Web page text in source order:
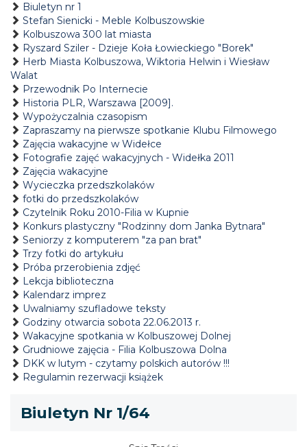
Biuletyn nr 1
Stefan Sienicki - Meble Kolbuszowskie
Kolbuszowa 300 lat miasta
Ryszard Sziler - Dzieje Koła Łowieckiego "Borek"
Herb Miasta Kolbuszowa, Wiktoria Helwin i Wiesław
Walat
Przewodnik Po Internecie
Historia PLR, Warszawa [2009].
Wypożyczalnia czasopism
Zapraszamy na pierwsze spotkanie Klubu Filmowego
Zajęcia wakacyjne w Widełce
Fotografie zajęć wakacyjnych - Widełka 2011
Zajęcia wakacyjne
Wycieczka przedszkolaków
fotki do przedszkolaków
Czytelnik Roku 2010-Filia w Kupnie
Konkurs plastyczny "Rodzinny dom Janka Bytnara"
Seniorzy z komputerem "za pan brat"
Trzy fotki do artykułu
Próba przerobienia zdjęć
Lekcja biblioteczna
Kalendarz imprez
Uwalniamy szufladowe teksty
Godziny otwarcia sobota 22.06.2013 r.
Wakacyjne spotkania w Kolbuszowej Dolnej
Grudniowe zajęcia - Filia Kolbuszowa Dolna
DKK w lutym - czytamy polskich autorów !!!
Regulamin rezerwacji książek
Biuletyn Nr 1/64